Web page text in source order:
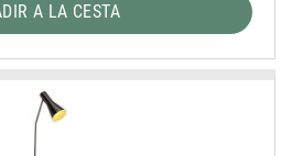
A LA CESTA